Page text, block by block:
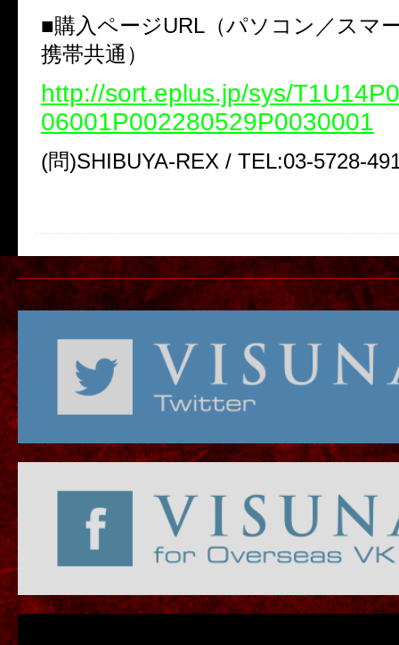
■購入ページURL（パソコン／スマ
携帯共通）
http://sort.eplus.jp/sys/
06001P002280529P0030001
(問)SHIBUYA-REX / TEL:03-5728-